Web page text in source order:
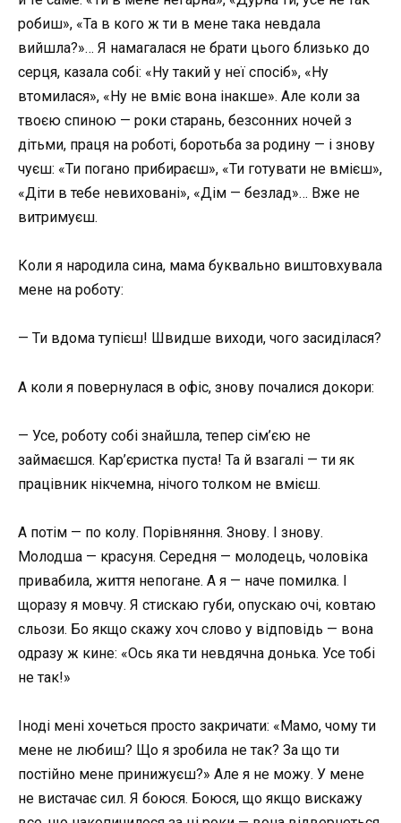
робиш», «Та в кого ж ти в мене така невдала
вийшла?»… Я намагалася не брати цього близько до
серця, казала собі: «Ну такий у неї спосіб», «Ну
втомилася», «Ну не вміє вона інакше». Але коли за
твоєю спиною — роки старань, безсонних ночей з
дітьми, праця на роботі, боротьба за родину — і знову
чуєш: «Ти погано прибираєш», «Ти готувати не вмієш»,
«Діти в тебе невиховані», «Дім — безлад»… Вже не
витримуєш.
Коли я народила сина, мама буквально виштовхувала
мене на роботу:
— Ти вдома тупієш! Швидше виходи, чого засиділася?
А коли я повернулася в офіс, знову почалися докори:
— Усе, роботу собі знайшла, тепер сім’єю не
займаєшся. Кар’єристка пуста! Та й взагалі — ти як
працівник нікчемна, нічого толком не вмієш.
А потім — по колу. Порівняння. Знову. І знову.
Молодша — красуня. Середня — молодець, чоловіка
привабила, життя непогане. А я — наче помилка. І
щоразу я мовчу. Я стискаю губи, опускаю очі, ковтаю
сльози. Бо якщо скажу хоч слово у відповідь — вона
одразу ж кине: «Ось яка ти невдячна донька. Усе тобі
не так!»
Іноді мені хочеться просто закричати: «Мамо, чому ти
мене не любиш? Що я зробила не так? За що ти
постійно мене принижуєш?» Але я не можу. У мене
не вистачає сил. Я боюся. Боюся, що якщо вискажу